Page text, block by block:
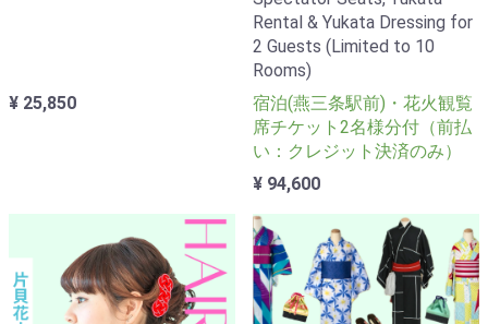
¥ 25,850
Rental & Yukata Dressing for
2 Guests (Limited to 10
Rooms)
宿泊(燕三条駅前)・花火観覧
席チケット2名様分付（前払
い：クレジット決済のみ）
¥ 94,600